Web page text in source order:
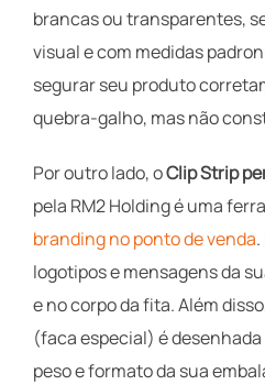
brancas ou transparentes,
visual e com medidas
segurar seu produto
quebra-galho, mas não
Por outro lado, oClip Strip
pela RM2 Holding é uma
branding no ponto de venda
logotipos e mensagens da
e no corpo da fita. Além
(faca especial) é
peso e formato da sua